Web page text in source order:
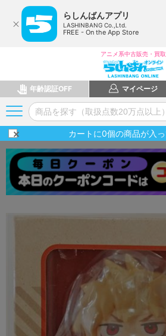
らしんばんアプリ
LASHINBANG Co.,Ltd.
FREE - On the App Store
アニメ系中古販売・買取
年齢認証OFF マイページ
カートに0個の商品が入